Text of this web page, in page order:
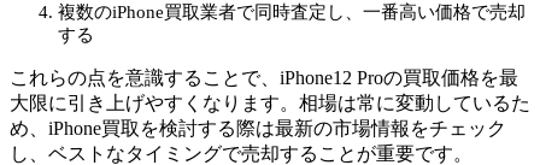
複数のiPhone買取業者で同時査定し、一番高い価格で売却
する
これらの点を意識することで、iPhone12 Proの買取価格を最
大限に引き上げやすくなります。相場は常に変動しているた
め、iPhone買取を検討する際は最新の市場情報をチェック
し、ベストなタイミングで売却することが重要です。